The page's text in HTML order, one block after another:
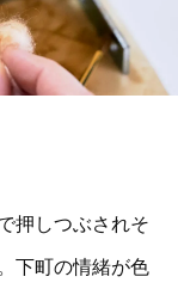
押しつぶされそ
下町の情緒が色